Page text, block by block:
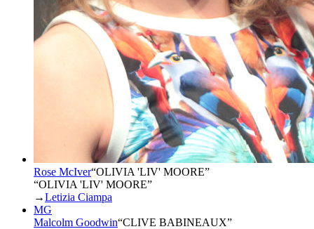
Rose McIver“OLIVIA 'LIV' MOORE”
“OLIVIA 'LIV' MOORE”
→Letizia Ciampa
MG
Malcolm Goodwin“CLIVE BABINEAUX”